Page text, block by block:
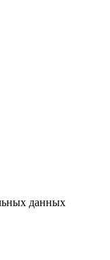
данных